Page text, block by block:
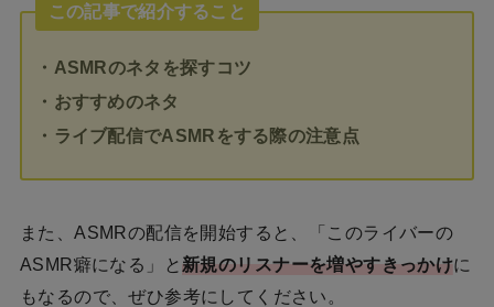
この記事で紹介すること
・ASMRのネタを探すコツ
・おすすめのネタ
・ライブ配信でASMRをする際の注意点
また、ASMRの配信を開始すると、「このライバーの
ASMR癖になる」と 新規のリスナーを増やすきっかけに
もなるので、ぜひ参考にしてください。